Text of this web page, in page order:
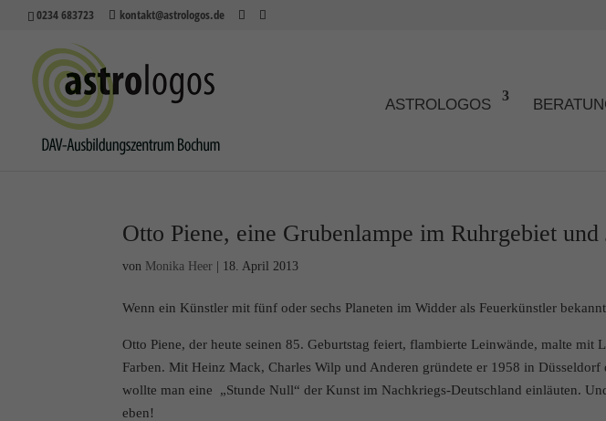
0234 683723 kontakt@astrologos.de
ASTROLOGOS
Otto Piene, eine Grubenlampe im Ruhrgebiet und
von Monika Heer 18. April 2013
Wenn ein Künstler mit fünf oder sechs Planeten im Widder als Feuerkünstler
Otto Piene, der heute seinen 85. Geburtstag feiert, flambierte Leinwände, malte mit
Farben. Mit Heinz Mack, Charles Wilp und Anderen gründete er 1958 in
wollte man eine „Stunde Null“ der Kunst im Nachkriegs-Deutschland einläuten.
eben!